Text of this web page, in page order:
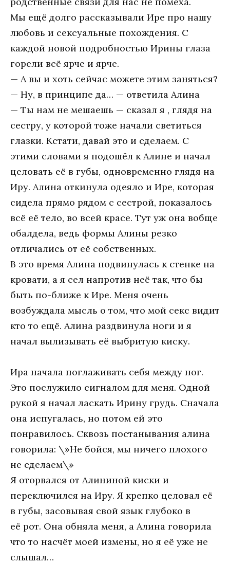
Мы ещё долго рассказывали Ире про нашу
любовь и сексуальные похождения. С
каждой новой подробностью Ирины глаза
горели всё ярче и ярче.
— А вы и хоть сейчас можете этим заняться?
— Ну, в принципе да… — ответила Алина
— Ты нам не мешаешь — сказал я , глядя на
сестру, у которой тоже начали светиться
глазки. Кстати, давай это и сделаем. С
этими словами я подошёл к Алине и начал
целовать её в губы, одновременно глядя на
Иру. Алина откинула одеяло и Ире, которая
сидела прямо рядом с сестрой, показалось
всё её тело, во всей красе. Тут уж она вобще
обалдела, ведь формы Алины резко
отличались от её собственных.
В это время Алина подвинулась к стенке на
кровати, а я сел напротив неё так, что бы
быть по-ближе к Ире. Меня очень
возбуждала мысль о том, что мой секс видит
кто то ещё. Алина раздвинула ноги и я
начал вылизывать её выбритую киску.
Ира начала поглаживать себя между ног.
Это послужило сигналом для меня. Одной
рукой я начал ласкать Ирину грудь. Сначала
она испугалась, но потом ей это
понравилось. Сквозь постанывания алина
говорила: \»Не бойся, мы ничего плохого
не сделаем\»
Я оторвался от Алининой киски и
переключился на Иру. Я крепко целовал её
в губы, засовывая свой язык глубоко в
её рот. Она обняла меня, а Алина говорила
что то насчёт моей измены, но я её уже не
слышал…